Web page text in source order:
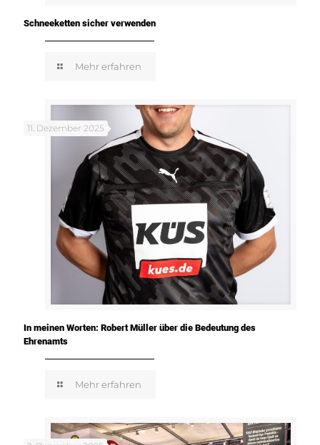
Schneeketten sicher verwenden
Mehr erfahren
11. Dezember 2025
In meinen Worten: Robert Müller über die Bedeutung des
Ehrenamts
Mehr erfahren